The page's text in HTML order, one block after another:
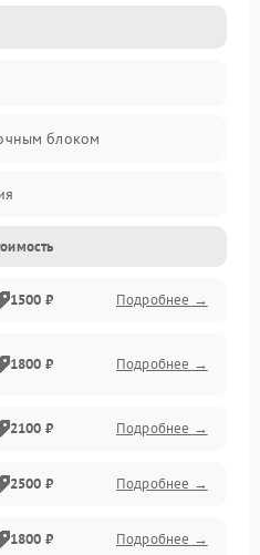
блоком
и паром
1500 ₽ Подробнее →
1800 ₽ Подробнее →
2100 ₽ Подробнее →
2500 ₽ Подробнее →
1800 ₽ Подробнее →